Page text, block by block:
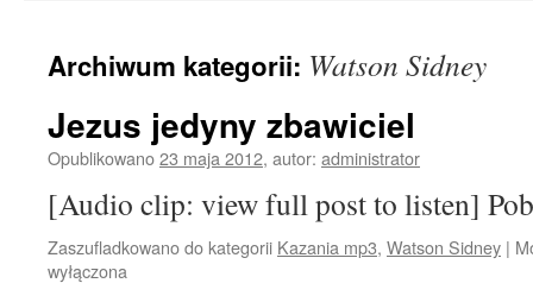
Archiwum kategorii: Watson Sidney
Jezus jedyny zbawiciel
Opublikowano23 maja 2012, autor: administrator
[Audio clip: view full post to listen]
Zaszufladkowano do kategorii Kazania mp3, Watson Sidney |
wyłączona